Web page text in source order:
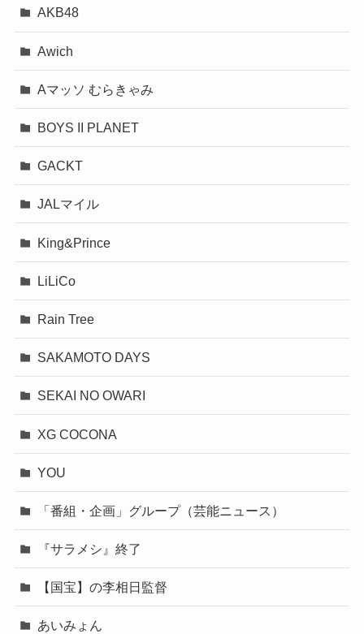
AKB48
Awich
Aマッソ むらきゃみ
BOYS II PLANET
GACKT
JALマイル
King&Prince
LiLiCo
Rain Tree
SAKAMOTO DAYS
SEKAI NO OWARI
XG COCONA
YOU
「番組・企画」グループ（芸能ニュース）
『サラメシ』終了
【国宝】の李相日監督
あいみょん